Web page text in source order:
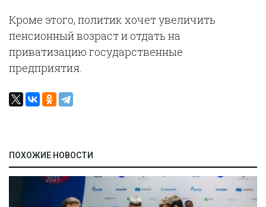
Кроме этого, политик хочет увеличить
пенсионный возраст и отдать на
приватизацию государственные
предприятия.
ПОХОЖИЕ НОВОСТИ